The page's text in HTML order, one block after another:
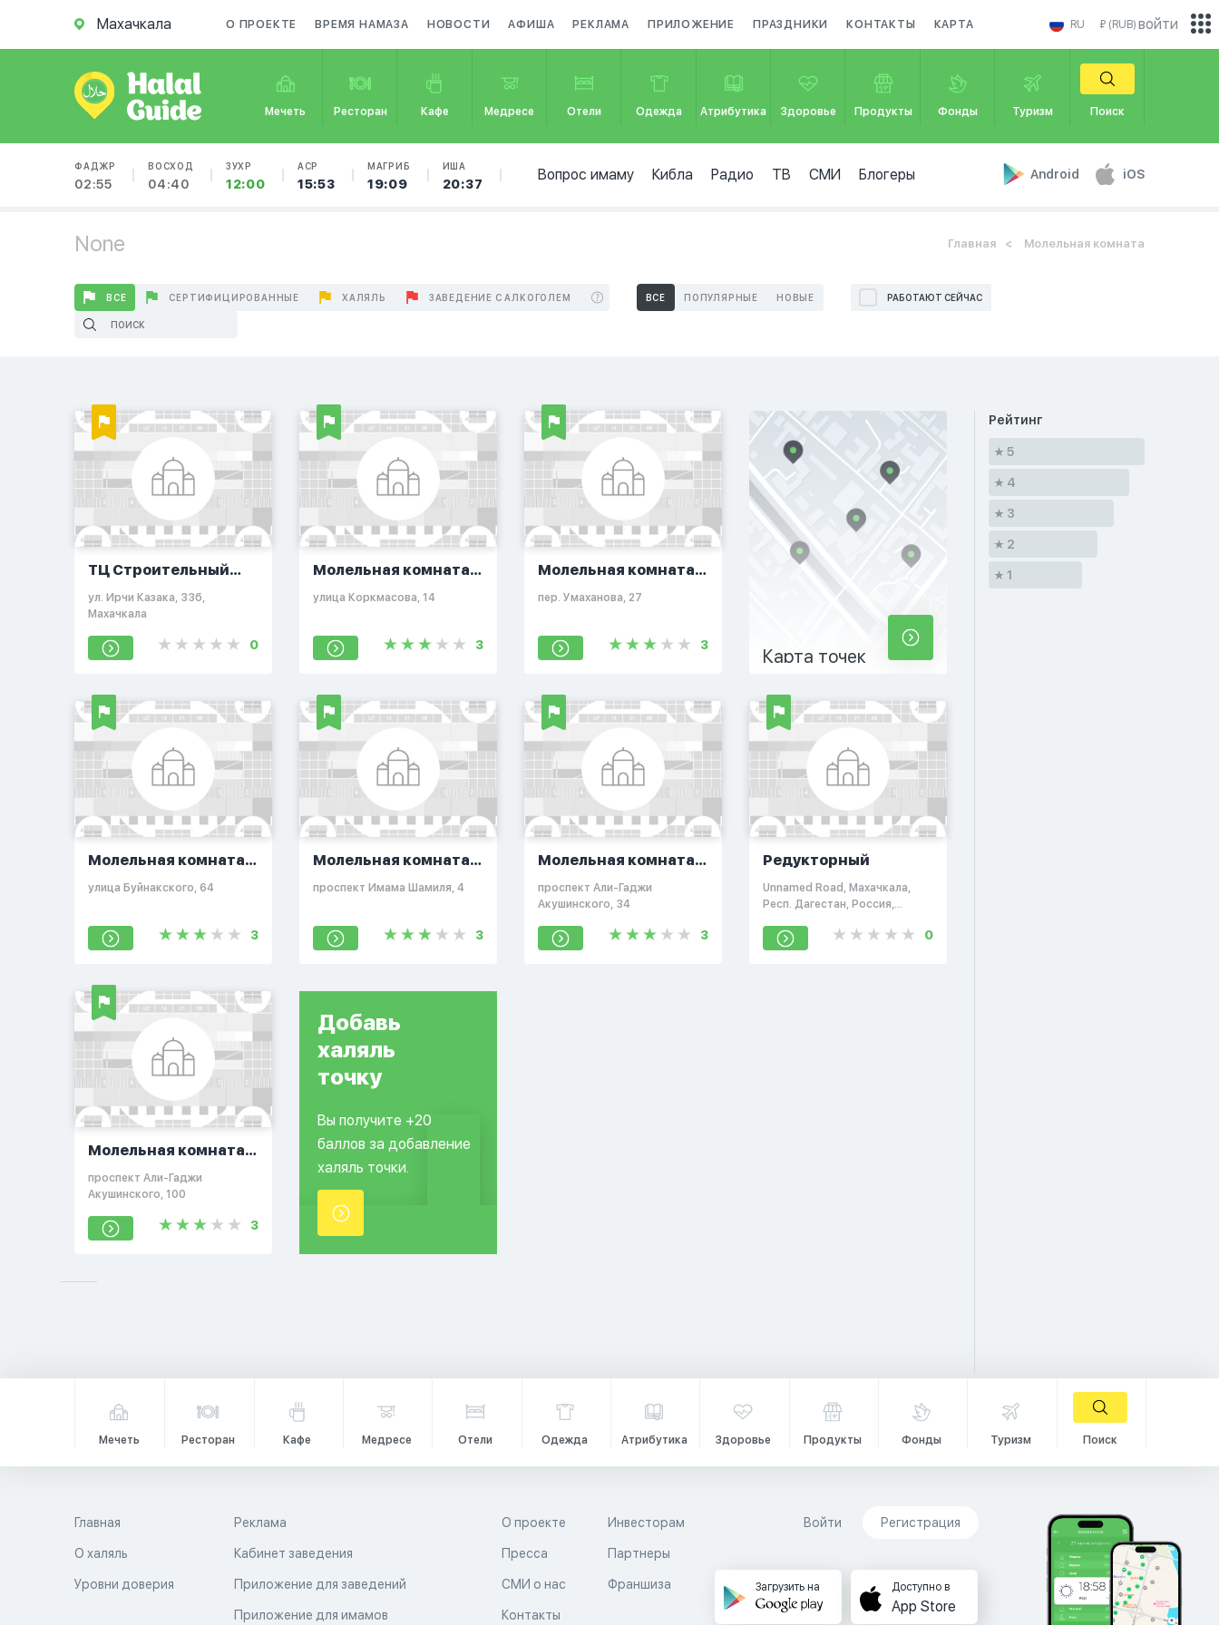
Махачкала О ПРОЕКТЕ ВРЕМЯ НАМАЗА НОВОСТИ АФИША РЕКЛАМА ПРИЛОЖЕНИЕ ПРАЗДНИКИ КОНТАКТЫ КАРТА RU ₽ (RUB)
Мечеть Ресторан Кафе Медресе Отели Одежда Атрибутика Здоровье Продукты Фонды Туризм Поиск
ФАДЖР
02:55
ВОСХОД
04:40
ЗУХР
12:00
АСР
15:53
МАГРИБ
19:09
ИША
20:37
Вопрос имаму Кибла Радио ТВ СМИ Блогеры Android iOS
войти
None Главная Молельная комната
ВСЕ СЕРТИФИЦИРОВАННЫЕ ХАЛЯЛЬ ЗАВЕДЕНИЕ С АЛКОГОЛЕМ ВСЕ ПОПУЛЯРНЫЕ НОВЫЕ РАБОТАЮТ СЕЙЧАС
ТЦ Строительный
Двор
ул. Ирчи Казака, 33б,
Махачкала
0
Молельная комната
на Коркмасова
улица Коркмасова, 14
3
Молельная комната
на Умаханова
пер. Умаханова, 27
3
Карта точек
Молельная комната
на Буйнакского
улица Буйнакского, 64
3
Молельная комната
на Шамиля
проспект Имама Шамиля, 4
3
Молельная комната
Махачкала
проспект Али-Гаджи
Акушинского, 34
3
Редукторный
Unnamed Road, Махачкала,
Респ. Дагестан, Россия,
0
Молельная комната
на Акушинского
проспект Али-Гаджи
Акушинского, 100
3
Добавь
халяль
точку
Вы получите +20
баллов за добавление
халяль точки.
Рейтинг
5
4
3
2
1
Мечеть Ресторан Кафе Медресе Отели Одежда Атрибутика Здоровье Продукты Фонды Туризм Поиск
Главная
О халяль
Уровни доверия
Реклама
Кабинет заведения
Приложение для заведений
Приложение для имамов
О проекте
Пресса
СМИ о нас
Контакты
Инвесторам
Партнеры
Франшиза
Войти Регистрация
Загрузить на Доступно в
App Store